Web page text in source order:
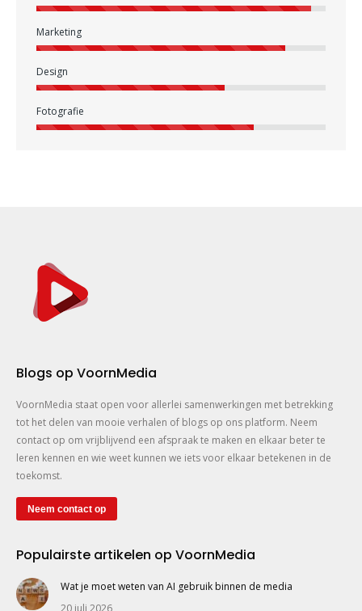
Marketing
Design
Fotografie
Blogs op VoornMedia
VoornMedia staat open voor allerlei samenwerkingen met betrekking
tot het delen van mooie verhalen of blogs op ons platform. Neem
contact op om vrijblijvend een afspraak te maken en elkaar beter te
leren kennen en wie weet kunnen we iets voor elkaar betekenen in de
toekomst.
Neem contact op
Populairste artikelen op VoornMedia
Wat je moet weten van AI gebruik binnen de media
20 juli 2026